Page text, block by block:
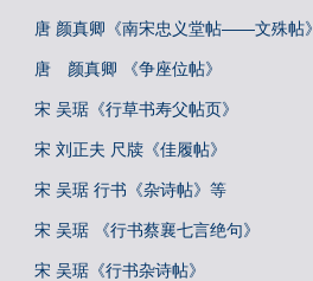
唐 颜真卿《南宋忠义堂帖——文殊帖》
唐 颜真卿 《争座位帖》
宋 吴琚《行草书寿父帖页》
宋 刘正夫 尺牍《佳履帖》
宋 吴琚 行书《杂诗帖》等
宋 吴琚 《行书蔡襄七言绝句》
宋 吴琚《行书杂诗帖》